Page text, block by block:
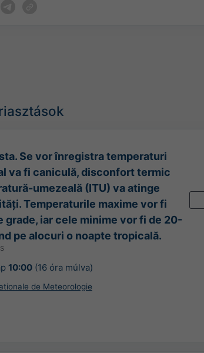
Se vor înregistra temperaturi
va fi caniculă, disconfort termic
umezeală (ITU) va atinge
Temperaturile maxime vor fi
grade, iar cele minime vor fi de 20-
pe alocuri o noapte tropicală.
10:00(16 óra múlva)
de Meteorologie